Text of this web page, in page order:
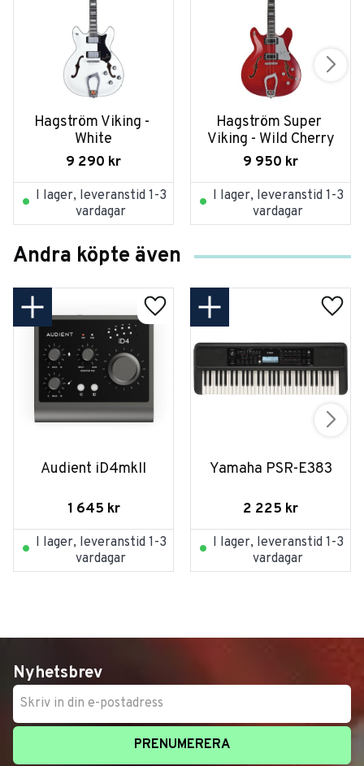
Hagström Viking -
White
9 290 kr
I lager, leveranstid 1-3
vardagar
Hagström Super
Viking - Wild Cherry
9 950 kr
I lager, leveranstid 1-3
vardagar
Andra köpte även
Audient iD4mkII
1 645 kr
I lager, leveranstid 1-3
vardagar
Yamaha PSR-E383
2 225 kr
I lager, leveranstid 1-3
vardagar
Nyhetsbrev
PRENUMERERA